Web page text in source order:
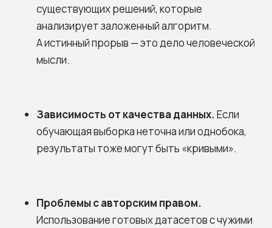
существующих решений, которые
анализирует заложенный алгоритм.
А истинный прорыв — это дело человеческой
мысли.
Зависимость от качества данных.Если
обучающая выборка неточна или однобока,
результаты тоже могут быть «кривыми».
Проблемы с авторским правом.
Использование готовых датасетов с чужими
Напишите нам по поводу проекта,
мы свяжемся с вами для детального
обсуждения.